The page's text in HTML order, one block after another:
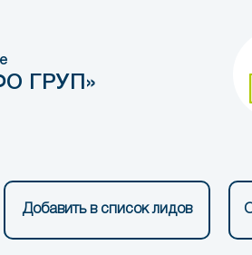
ГРУП»
Добавить в список лидов